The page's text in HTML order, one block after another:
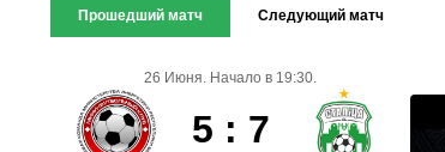
Прошедший матч Следующий матч
26 Июня. Начало в 19:30.
5 : 7